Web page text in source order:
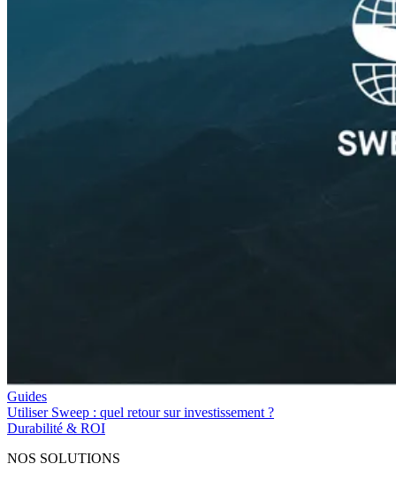
Guides
Utiliser Sweep : quel retour sur investissement ?
Durabilité & ROI
NOS SOLUTIONS